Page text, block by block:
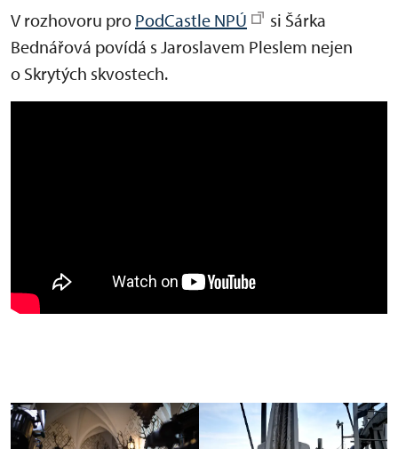
V rozhovoru pro PodCastle NPÚ
si Šárka
Bednářová povídá s Jaroslavem Pleslem nejen
o Skrytých skvostech.